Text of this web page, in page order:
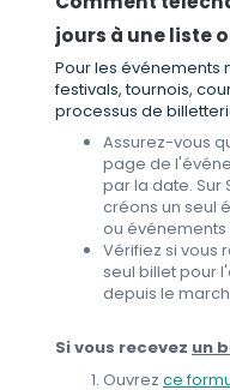
jours à une liste
Pour les événements
festivals, tournois,
processus de
Assurez-vous
page de
par la date. Sur
créons un seul
ou événements
Vérifiez si vous
seul billet pour
depuis le
Si vous recevez un
Ouvrez ce